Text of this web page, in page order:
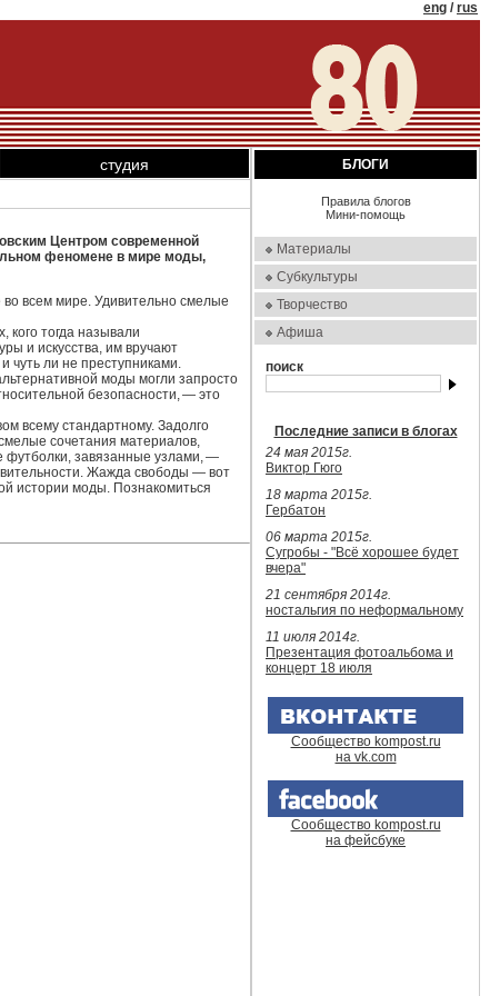
eng /rus
студия
Центром современной
феномене в мире моды,
всем мире. Удивительно смелые
кого тогда называли
и искусства, им вручают
чуть ли не преступниками.
моды могли запросто
безопасности, — это
всему стандартному. Задолго
сочетания материалов,
футболки, завязанные узлами, —
Жажда свободы — вот
истории моды. Познакомиться
БЛОГИ
Правила блогов
Мини-помощь
Материалы
Субкультуры
Творчество
Афиша
поиск
Последние записи в блогах
24 мая 2015г.
Виктор Гюго
18 марта 2015г.
Гербатон
06 марта 2015г.
Сугробы - "Всё хорошее будет
вчера"
21 сентября 2014г.
ностальгия по неформальному
11 июля 2014г.
Презентация фотоальбома и
концерт 18 июля
Сообщество kompost.ru
на vk.com
Сообщество kompost.ru
на фейсбуке